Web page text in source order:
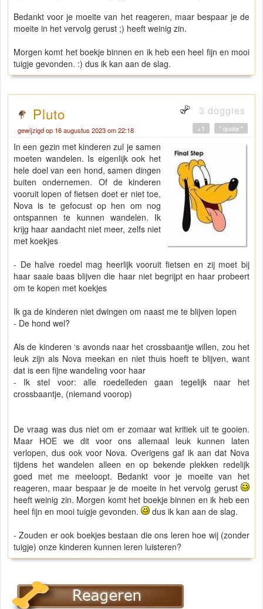
Bedankt voor je moeite van het reageren, maar bespaar je de
moeite in het vervolg gerust ;) heeft weinig zin.
Morgen komt het boekje binnen en ik heb een heel fijn en mooi
tuigje gevonden. :) dus ik kan aan de slag.
Pluto 3 doggies
gewijzigd op 16 augustus 2023 om 22:18 " quote "
+1
In een gezin met kinderen zul je samen
moeten wandelen. Is eigenlijk ook het
hele doel van een hond, samen dingen
buiten ondernemen. Of de kinderen
vooruit lopen of fietsen doet er niet toe,
Nova is te gefocust op hen om nog
ontspannen te kunnen wandelen. Ik
krijg haar aandacht niet meer, zelfs niet
met koekjes
- De halve roedel mag heerlijk vooruit fietsen en zij moet bij
haar saaie baas blijven die haar niet begrijpt en haar probeert
om te kopen met koekjes
Ik ga de kinderen niet dwingen om naast me te blijven lopen
- De hond wel?
Als de kinderen ‘s avonds naar het crossbaantje willen, zou het
leuk zijn als Nova meekan en niet thuis hoeft te blijven, want
dat is een fijne wandeling voor haar
- Ik stel voor: alle roedelleden gaan tegelijk naar het
crossbaantje, (niemand voorop)
De vraag was dus niet om er zomaar wat kritiek uit te gooien.
Maar HOE we dit voor ons allemaal leuk kunnen laten
verlopen, dus ook voor Nova. Overigens gaf ik aan dat Nova
tijdens het wandelen alleen en op bekende plekken redelijk
goed met me meeloopt. Bedankt voor je moeite van het
reageren, maar bespaar je de moeite in het vervolg gerust
heeft weinig zin. Morgen komt het boekje binnen en ik heb een
heel fijn en mooi tuigje gevonden.
dus ik kan aan de slag.
- Zouden er ook boekjes bestaan die ons leren hoe wij (zonder
tuigje) onze kinderen kunnen leren luisteren?